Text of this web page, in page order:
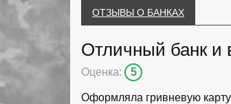
ОТЗЫВЫ О БАНКАХ
Отличный банк и
Оценка: 5
Оформляла гривневую